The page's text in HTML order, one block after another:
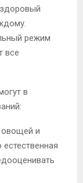
режим
все
в
овощей и